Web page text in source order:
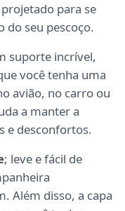
para se
seu pescoço.
suporte incrível,
você tenha uma
avião, no carro ou
a manter a
e desconfortos.
; leve e fácil de
Além disso, a capa